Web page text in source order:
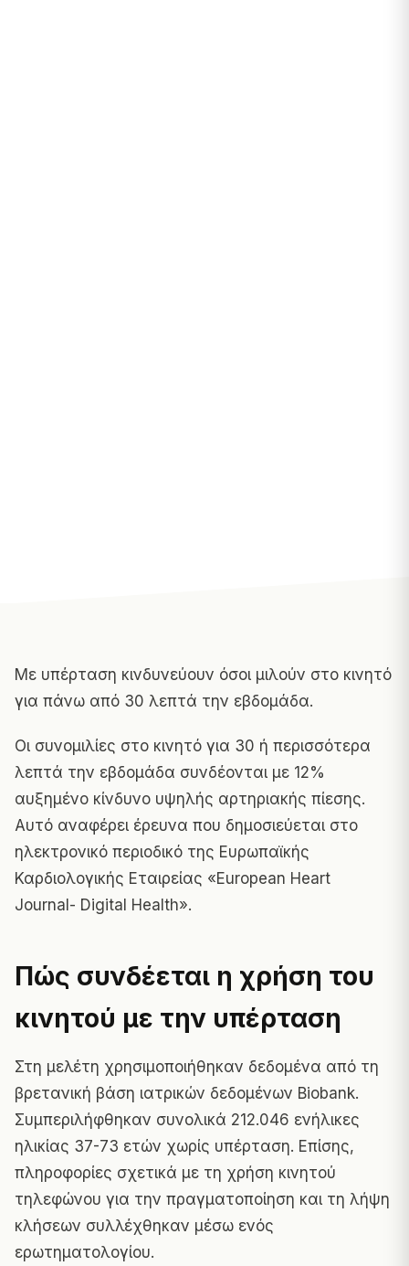
Με υπέρταση κινδυνεύουν όσοι μιλούν στο κινητό
για πάνω από 30 λεπτά την εβδομάδα.
Οι συνομιλίες στο κινητό για 30 ή περισσότερα
λεπτά την εβδομάδα συνδέονται με 12%
αυξημένο κίνδυνο υψηλής αρτηριακής πίεσης.
Αυτό αναφέρει έρευνα που δημοσιεύεται στο
ηλεκτρονικό περιοδικό της Ευρωπαϊκής
Καρδιολογικής Εταιρείας «European Heart
Journal- Digital Health».
Πώς συνδέεται η χρήση του
κινητού με την υπέρταση
Στη μελέτη χρησιμοποιήθηκαν δεδομένα από τη
βρετανική βάση ιατρικών δεδομένων Biobank.
Συμπεριλήφθηκαν συνολικά 212.046 ενήλικες
ηλικίας 37-73 ετών χωρίς υπέρταση. Επίσης,
πληροφορίες σχετικά με τη χρήση κινητού
τηλεφώνου για την πραγματοποίηση και τη λήψη
κλήσεων συλλέχθηκαν μέσω ενός
ερωτηματολογίου.